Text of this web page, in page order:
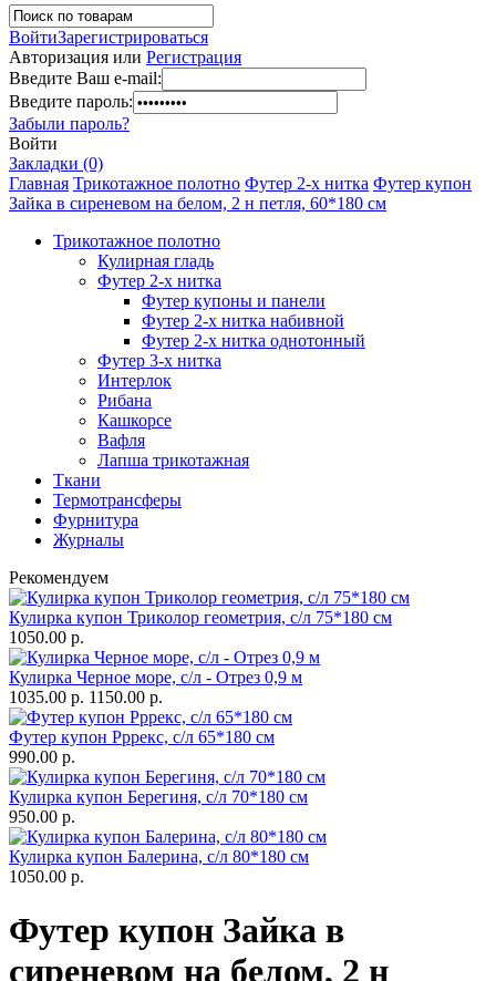
ВойтиЗарегистрироваться
Авторизация или Регистрация
Введите Ваш e-mail:
Введите пароль:
Забыли пароль?
Войти
Закладки (0)
Главная Трикотажное полотно Футер 2-х нитка Футер купон
Зайка в сиреневом на белом, 2 н петля, 60*180 см
Трикотажное полотно
Кулирная гладь
Футер 2-х нитка
Футер купоны и панели
Футер 2-х нитка набивной
Футер 2-х нитка однотонный
Футер 3-х нитка
Интерлок
Рибана
Кашкорсе
Вафля
Лапша трикотажная
Ткани
Термотрансферы
Фурнитура
Журналы
Рекомендуем
Кулирка купон Триколор геометрия, с/л 75*180 см
1050.00 р.
Кулирка Черное море, с/л - Отрез 0,9 м
1035.00 р. 1150.00 р.
Футер купон Рррекс, с/л 65*180 см
990.00 р.
Кулирка купон Берегиня, с/л 70*180 см
950.00 р.
Кулирка купон Балерина, с/л 80*180 см
1050.00 р.
Футер купон Зайка в
сиреневом на белом, 2 н